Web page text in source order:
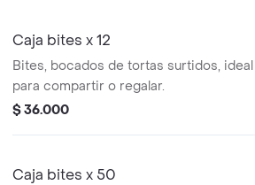
Caja bites x 12
Bites, bocados de tortas surtidos, ideal
para compartir o regalar.
$ 36.000
Caja bites x 50